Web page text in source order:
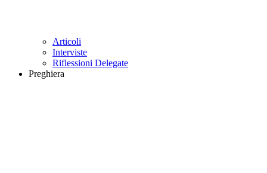
Articoli
Interviste
Riflessioni Delegate
Preghiera